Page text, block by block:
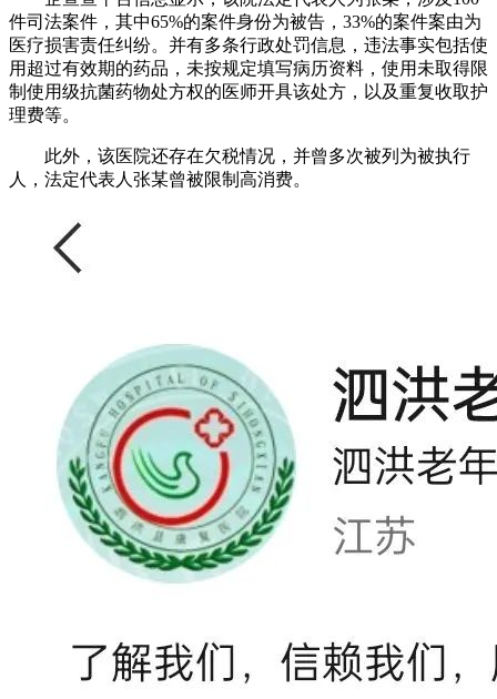
件司法案件，其中65%的案件身份为被告，33%的案件案由为
医疗损害责任纠纷。并有多条行政处罚信息，违法事实包括使
用超过有效期的药品，未按规定填写病历资料，使用未取得限
制使用级抗菌药物处方权的医师开具该处方，以及重复收取护
理费等。
此外，该医院还存在欠税情况，并曾多次被列为被执行
人，法定代表人张某曾被限制高消费。